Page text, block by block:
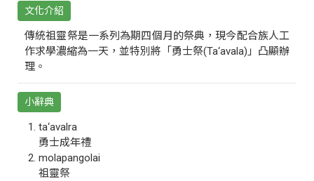
文化介紹
傳統祖靈祭是一系列為期四個月的祭典，現今配合族人工
作求學濃縮為一天，並特別將「勇士祭(Ta‘avala)」凸顯辦
理。
小辭典
ta‘avalra
勇士成年禮
molapangolai
祖靈祭